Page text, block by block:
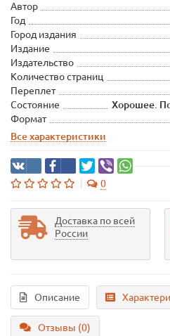
Автор
Год
Город издания
Издание
Издательство
Количество страниц
Переплет
Состояние
Хорошее.
Формат
Все характеристики
0
Доставка по всей
России
Описание
Отзывы (0)